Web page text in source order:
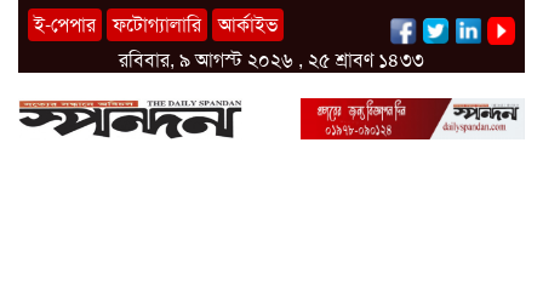
ই-পেপার ফটোগ্যালারি
আর্কাইভ
রবিবার, ৯ আগস্ট ২০২৬ , ২৫ শ্রাবণ ১৪৩৩